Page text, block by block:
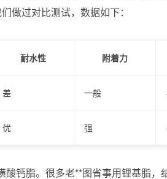
做过对比测试，数据如下：
耐水性 附着力
差 一般
优 强
钙脂。很多老**图省事用锂基脂，